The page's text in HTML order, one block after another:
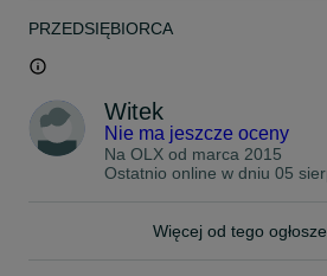
PRZEDSIĘBIORCA
Witek
Nie ma jeszcze oceny
Na OLX od marca 2015
Ostatnio online w dniu 05
Więcej od tego